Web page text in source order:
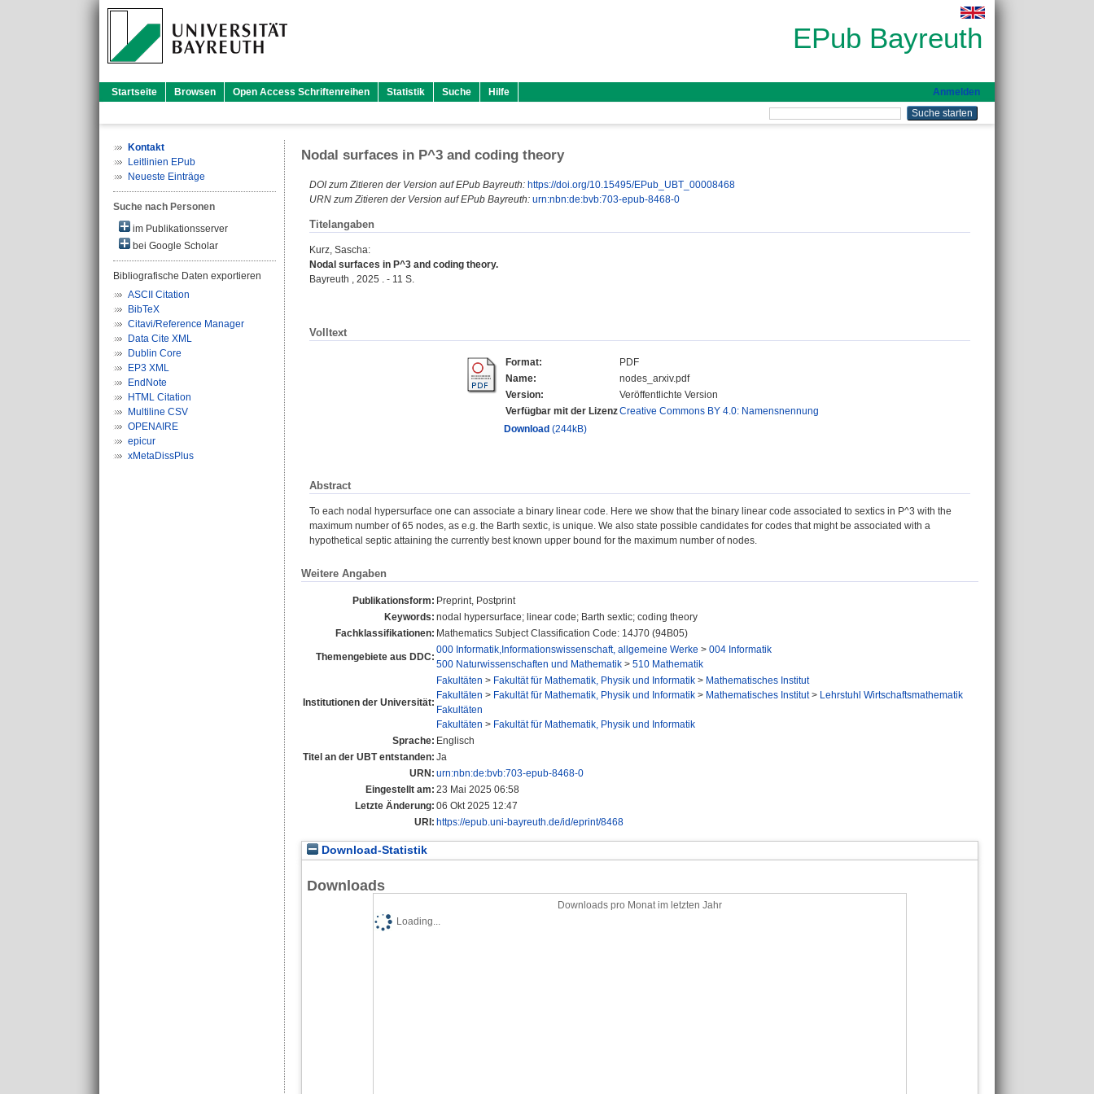
EPub Bayreuth
Startseite Browsen Open Access Schriftenreihen Statistik Suche Hilfe Anmelden
Kontakt
Leitlinien EPub
Neueste Einträge
Suche nach Personen
im Publikationsserver
bei Google Scholar
Bibliografische Daten exportieren
ASCII Citation
BibTeX
Citavi/Reference Manager
Data Cite XML
Dublin Core
EP3 XML
EndNote
HTML Citation
Multiline CSV
OPENAIRE
epicur
xMetaDissPlus
Nodal surfaces in P^3 and coding theory
DOI zum Zitieren der Version auf EPub Bayreuth: https://doi.org/10.15495/EPub_UBT_00008468
URN zum Zitieren der Version auf EPub Bayreuth: urn:nbn:de:bvb:703-epub-8468-0
Titelangaben
Kurz, Sascha:
Nodal surfaces in P^3 and coding theory.
Bayreuth , 2025 . - 11 S.
Volltext
Format:
PDF
Name:
nodes_arxiv.pdf
Version:
Veröffentlichte Version
Verfügbar mit der LizenzCreative Commons BY 4.0: Namensnennung
Download (244kB)
Abstract
To each nodal hypersurface one can associate a binary linear code. Here we show that the binary linear code associated to sextics in P^3 with the
maximum number of 65 nodes, as e.g. the Barth sextic, is unique. We also state possible candidates for codes that might be associated with a
hypothetical septic attaining the currently best known upper bound for the maximum number of nodes.
Weitere Angaben
Publikationsform: Preprint, Postprint
Keywords: nodal hypersurface; linear code; Barth sextic; coding theory
Fachklassifikationen: Mathematics Subject Classification Code: 14J70 (94B05)
Themengebiete aus DDC:
000 Informatik,Informationswissenschaft, allgemeine Werke > 004 Informatik
500 Naturwissenschaften und Mathematik > 510 Mathematik
Institutionen der Universität:
Fakultäten > Fakultät für Mathematik, Physik und Informatik > Mathematisches Institut
Fakultäten > Fakultät für Mathematik, Physik und Informatik > Mathematisches Institut> Lehrstuhl Wirtschaftsmathematik
Fakultäten
Fakultäten > Fakultät für Mathematik, Physik und Informatik
Sprache: Englisch
Titel an der UBT entstanden: Ja
URN: urn:nbn:de:bvb:703-epub-8468-0
Eingestellt am: 23 Mai 2025 06:58
Letzte Änderung: 06 Okt 2025 12:47
URI: https://epub.uni-bayreuth.de/id/eprint/8468
Download-Statistik
Downloads
Downloads pro Monat im letzten Jahr
Loading...